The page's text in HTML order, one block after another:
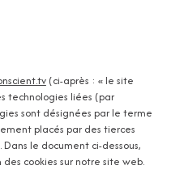
(ci-après : « le site
technologies liées (par
sont désignées par le terme
placés par des tierces
le document ci-dessous,
des cookies sur notre site web.